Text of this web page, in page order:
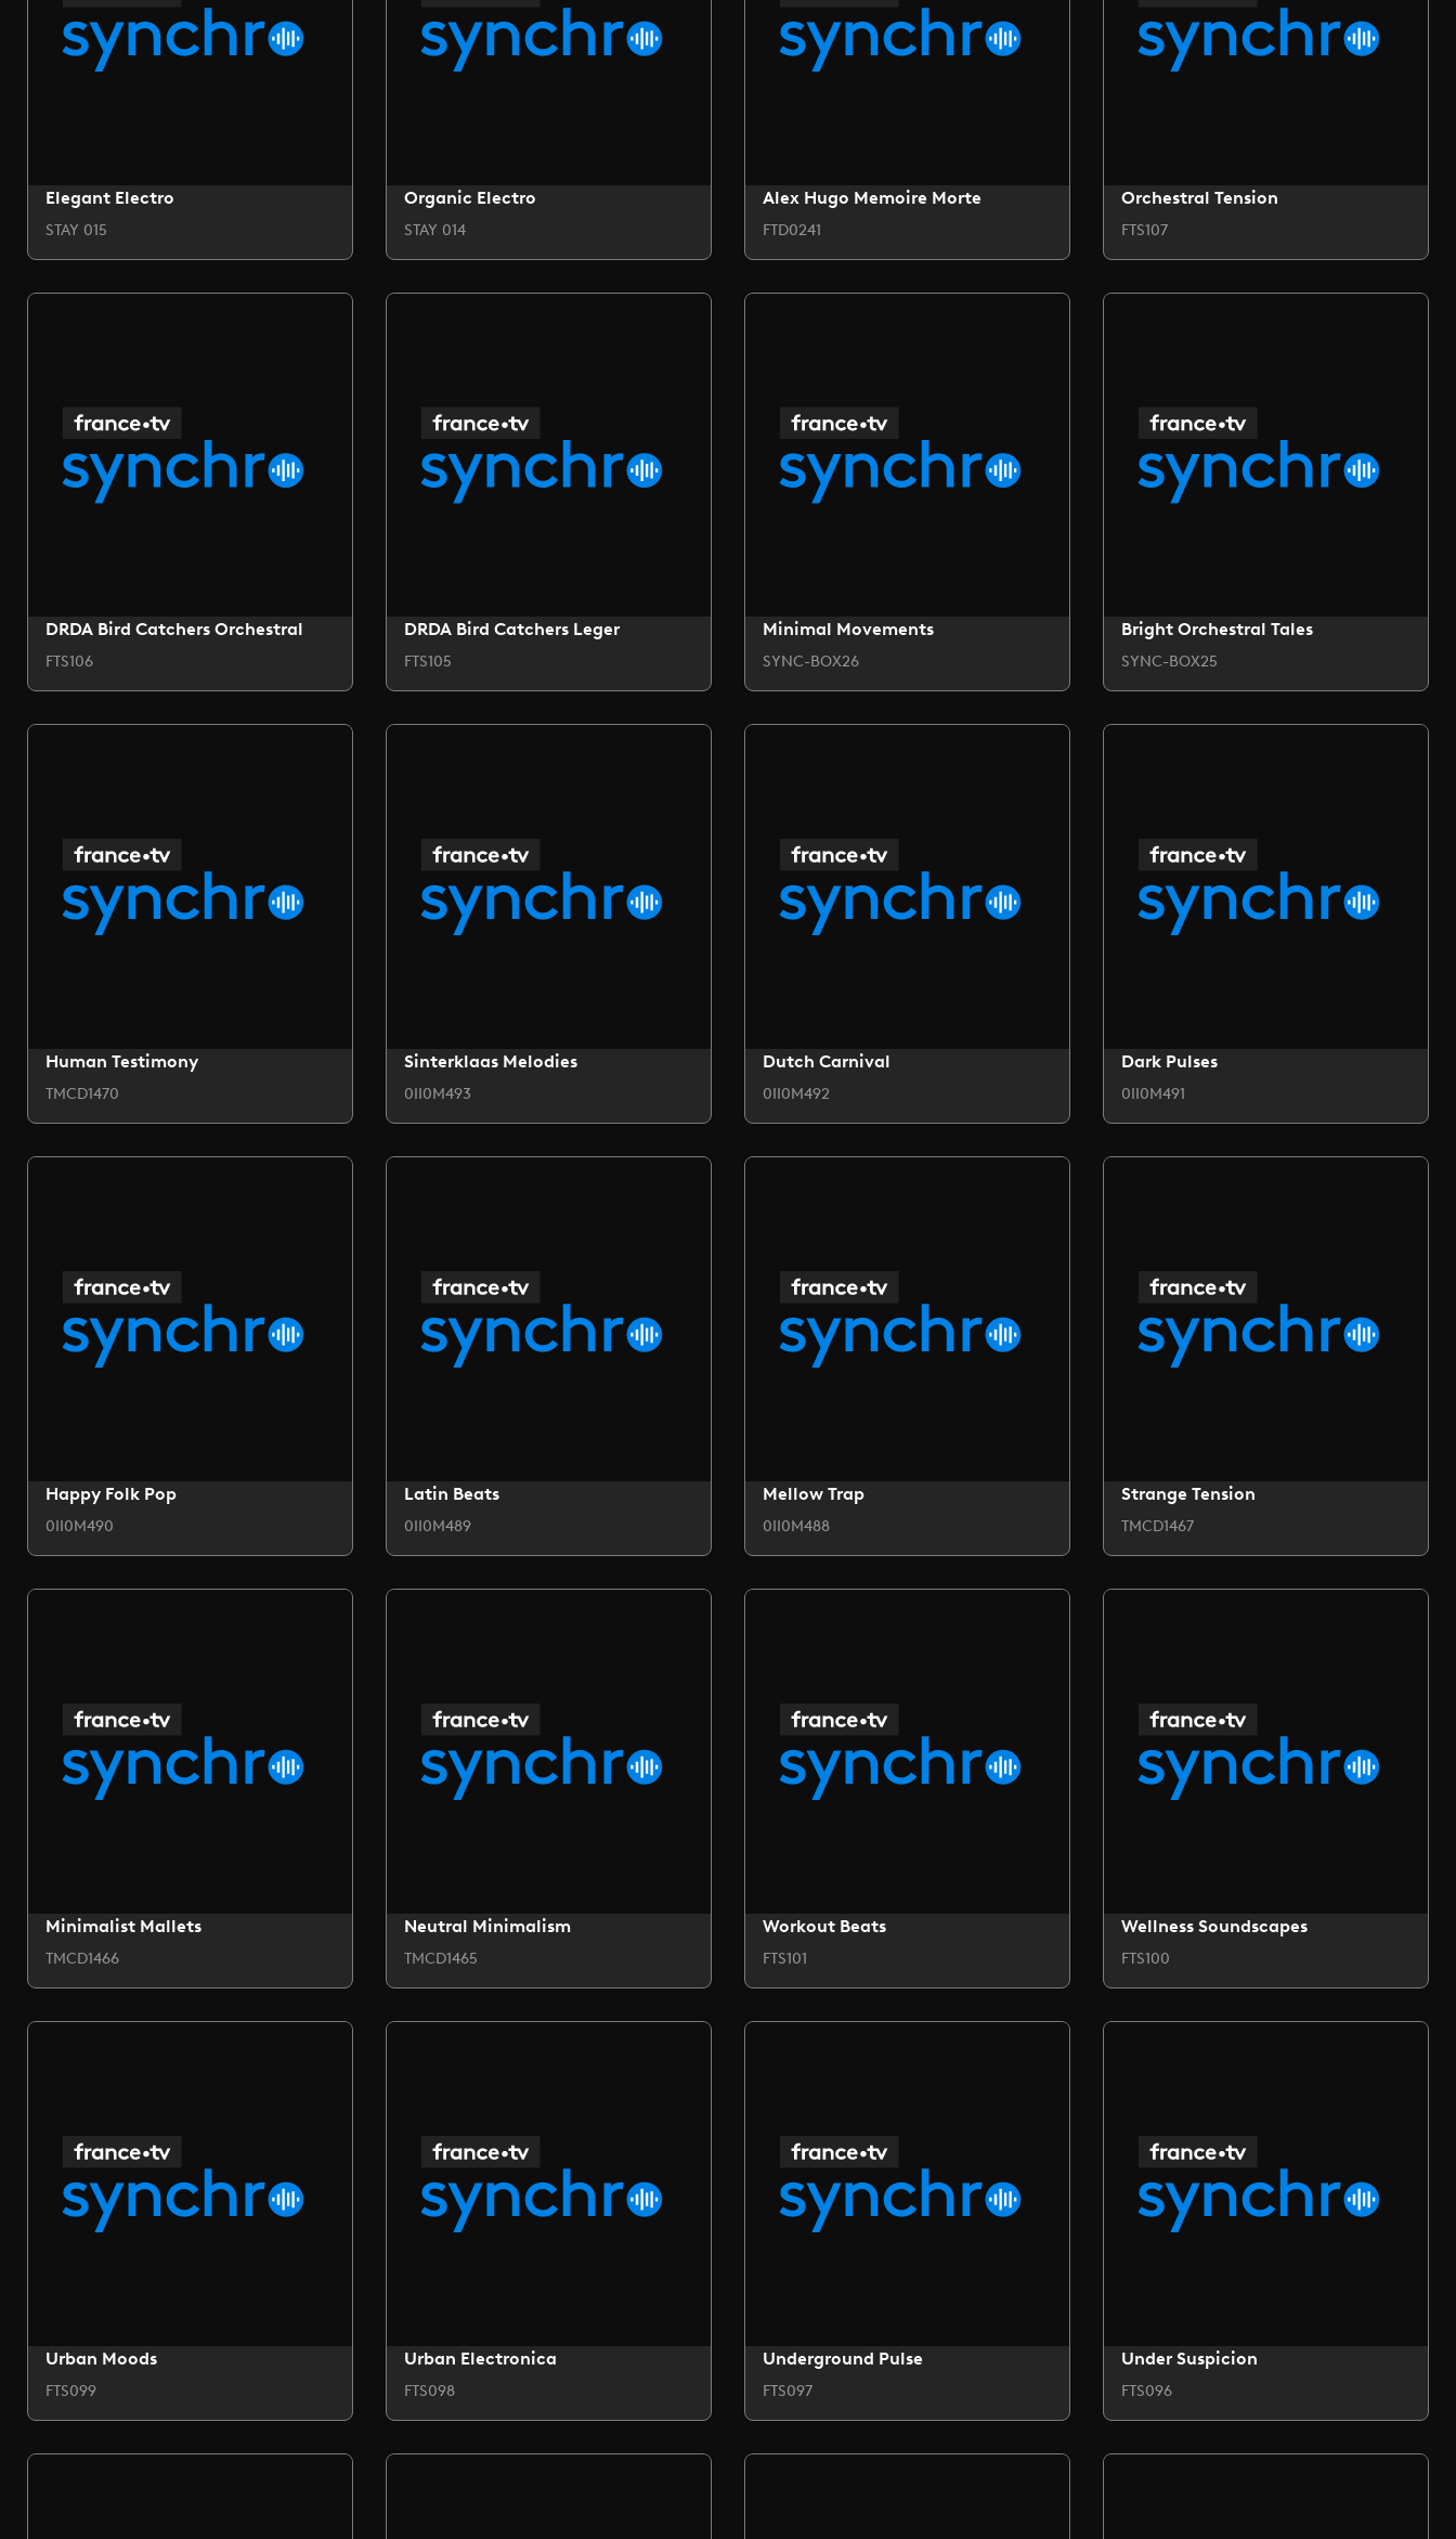
Elegant Electro
STAY 015
Organic Electro
STAY 014
Alex Hugo Memoire Morte
FTD0241
Orchestral Tension
FTS107
DRDA Bird Catchers Orchestral
FTS106
DRDA Bird Catchers Leger
FTS105
Minimal Movements
SYNC-BOX26
Bright Orchestral Tales
SYNC-BOX25
Human Testimony
TMCD1470
Sinterklaas Melodies
0II0M493
Dutch Carnival
0II0M492
Dark Pulses
0II0M491
Happy Folk Pop
0II0M490
Latin Beats
0II0M489
Mellow Trap
0II0M488
Strange Tension
TMCD1467
Minimalist Mallets
TMCD1466
Neutral Minimalism
TMCD1465
Workout Beats
FTS101
Wellness Soundscapes
FTS100
Urban Moods
FTS099
Urban Electronica
FTS098
Underground Pulse
FTS097
Under Suspicion
FTS096